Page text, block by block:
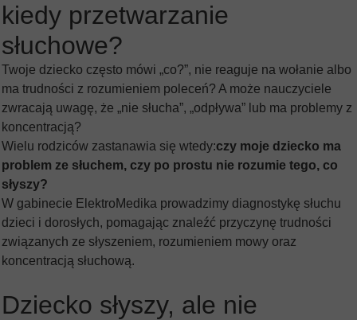
kiedy przetwarzanie
słuchowe?
Twoje dziecko często mówi „co?”, nie reaguje na wołanie albo
ma trudności z rozumieniem poleceń? A może nauczyciele
zwracają uwagę, że „nie słucha”, „odpływa” lub ma problemy z
koncentracją?
Wielu rodziców zastanawia się wtedy:czy moje dziecko ma
problem ze słuchem, czy po prostu nie rozumie tego, co
słyszy?
W gabinecie ElektroMedika prowadzimy diagnostykę słuchu
dzieci i dorosłych, pomagając znaleźć przyczynę trudności
związanych ze słyszeniem, rozumieniem mowy oraz
koncentracją słuchową.
Dziecko słyszy, ale nie